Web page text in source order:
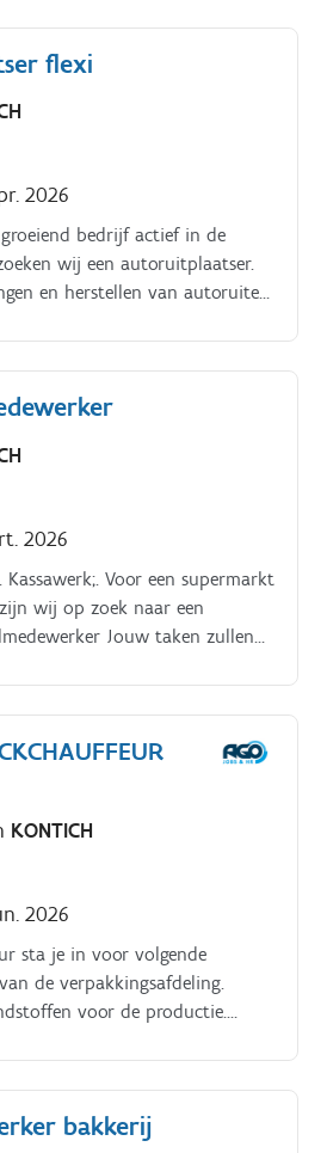
flexi
2026
bedrijf actief in de
wij een autoruitplaatser.
en herstellen van autoruiten
voor een nette en veilige
2026
Voor een supermarkt
wij op zoek naar een
Jouw taken zullen
KONTICH
2026
sta je in voor volgende
de verpakkingsafdeling.
voor de productie.
bakkerij